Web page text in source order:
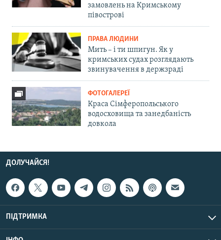
замовлень на Кримському
півострові
ПРАВА ЛЮДИНИ
Мить – і ти шпигун. Як у
кримських судах розглядають
звинувачення в держзраді
ФОТОГАЛЕРЕЇ
Краса Сімферопольського
водосховища та занедбаність
довкола
ДОЛУЧАЙСЯ!
ПІДТРИМКА